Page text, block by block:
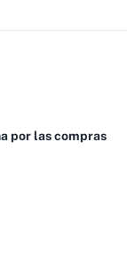
por las compras